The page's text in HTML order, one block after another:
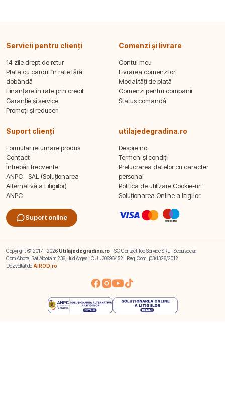
Servicii pentru clienți
14 zile drept de retur
Plata cu cardul în rate fără
dobândă
Finanțare în rate prin credit
Garanție și service
Promoții și reduceri
Comenzi și livrare
Contul meu
Livrarea comenzilor
Modalități de plată
Comenzi pentru companii
Status comandă
Suport clienți
Formular returnare produs
Contact
Întrebări frecvente
ANPC - SAL (Soluționarea
Alternativă a Litigiilor)
ANPC
Suport online
utilajedegradina.ro
Despre noi
Termeni și condiții
Prelucrarea datelor cu caracter
personal
Politica de utilizare Cookie-uri
Soluționarea Online a litigiilor
Copyright © 2017 - 2026 Utilajedegradina.ro- SC Contact Top Service SRL | Sediu social:
Com.Albota, Sat Albota nr 238, Jud Arges | CUI: 30696452 | Reg. Com.: j03/1326/2012.
Dezvoltat de AIROD.ro